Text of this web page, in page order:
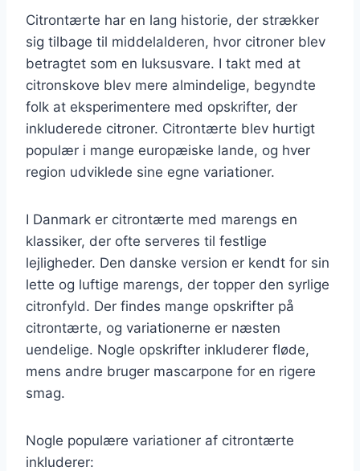
Citrontærte har en lang historie, der strækker
sig tilbage til middelalderen, hvor citroner blev
betragtet som en luksusvare. I takt med at
citronskove blev mere almindelige, begyndte
folk at eksperimentere med opskrifter, der
inkluderede citroner. Citrontærte blev hurtigt
populær i mange europæiske lande, og hver
region udviklede sine egne variationer.
I Danmark er citrontærte med marengs en
klassiker, der ofte serveres til festlige
lejligheder. Den danske version er kendt for sin
lette og luftige marengs, der topper den syrlige
citronfyld. Der findes mange opskrifter på
citrontærte, og variationerne er næsten
uendelige. Nogle opskrifter inkluderer fløde,
mens andre bruger mascarpone for en rigere
smag.
Nogle populære variationer af citrontærte
inkluderer: